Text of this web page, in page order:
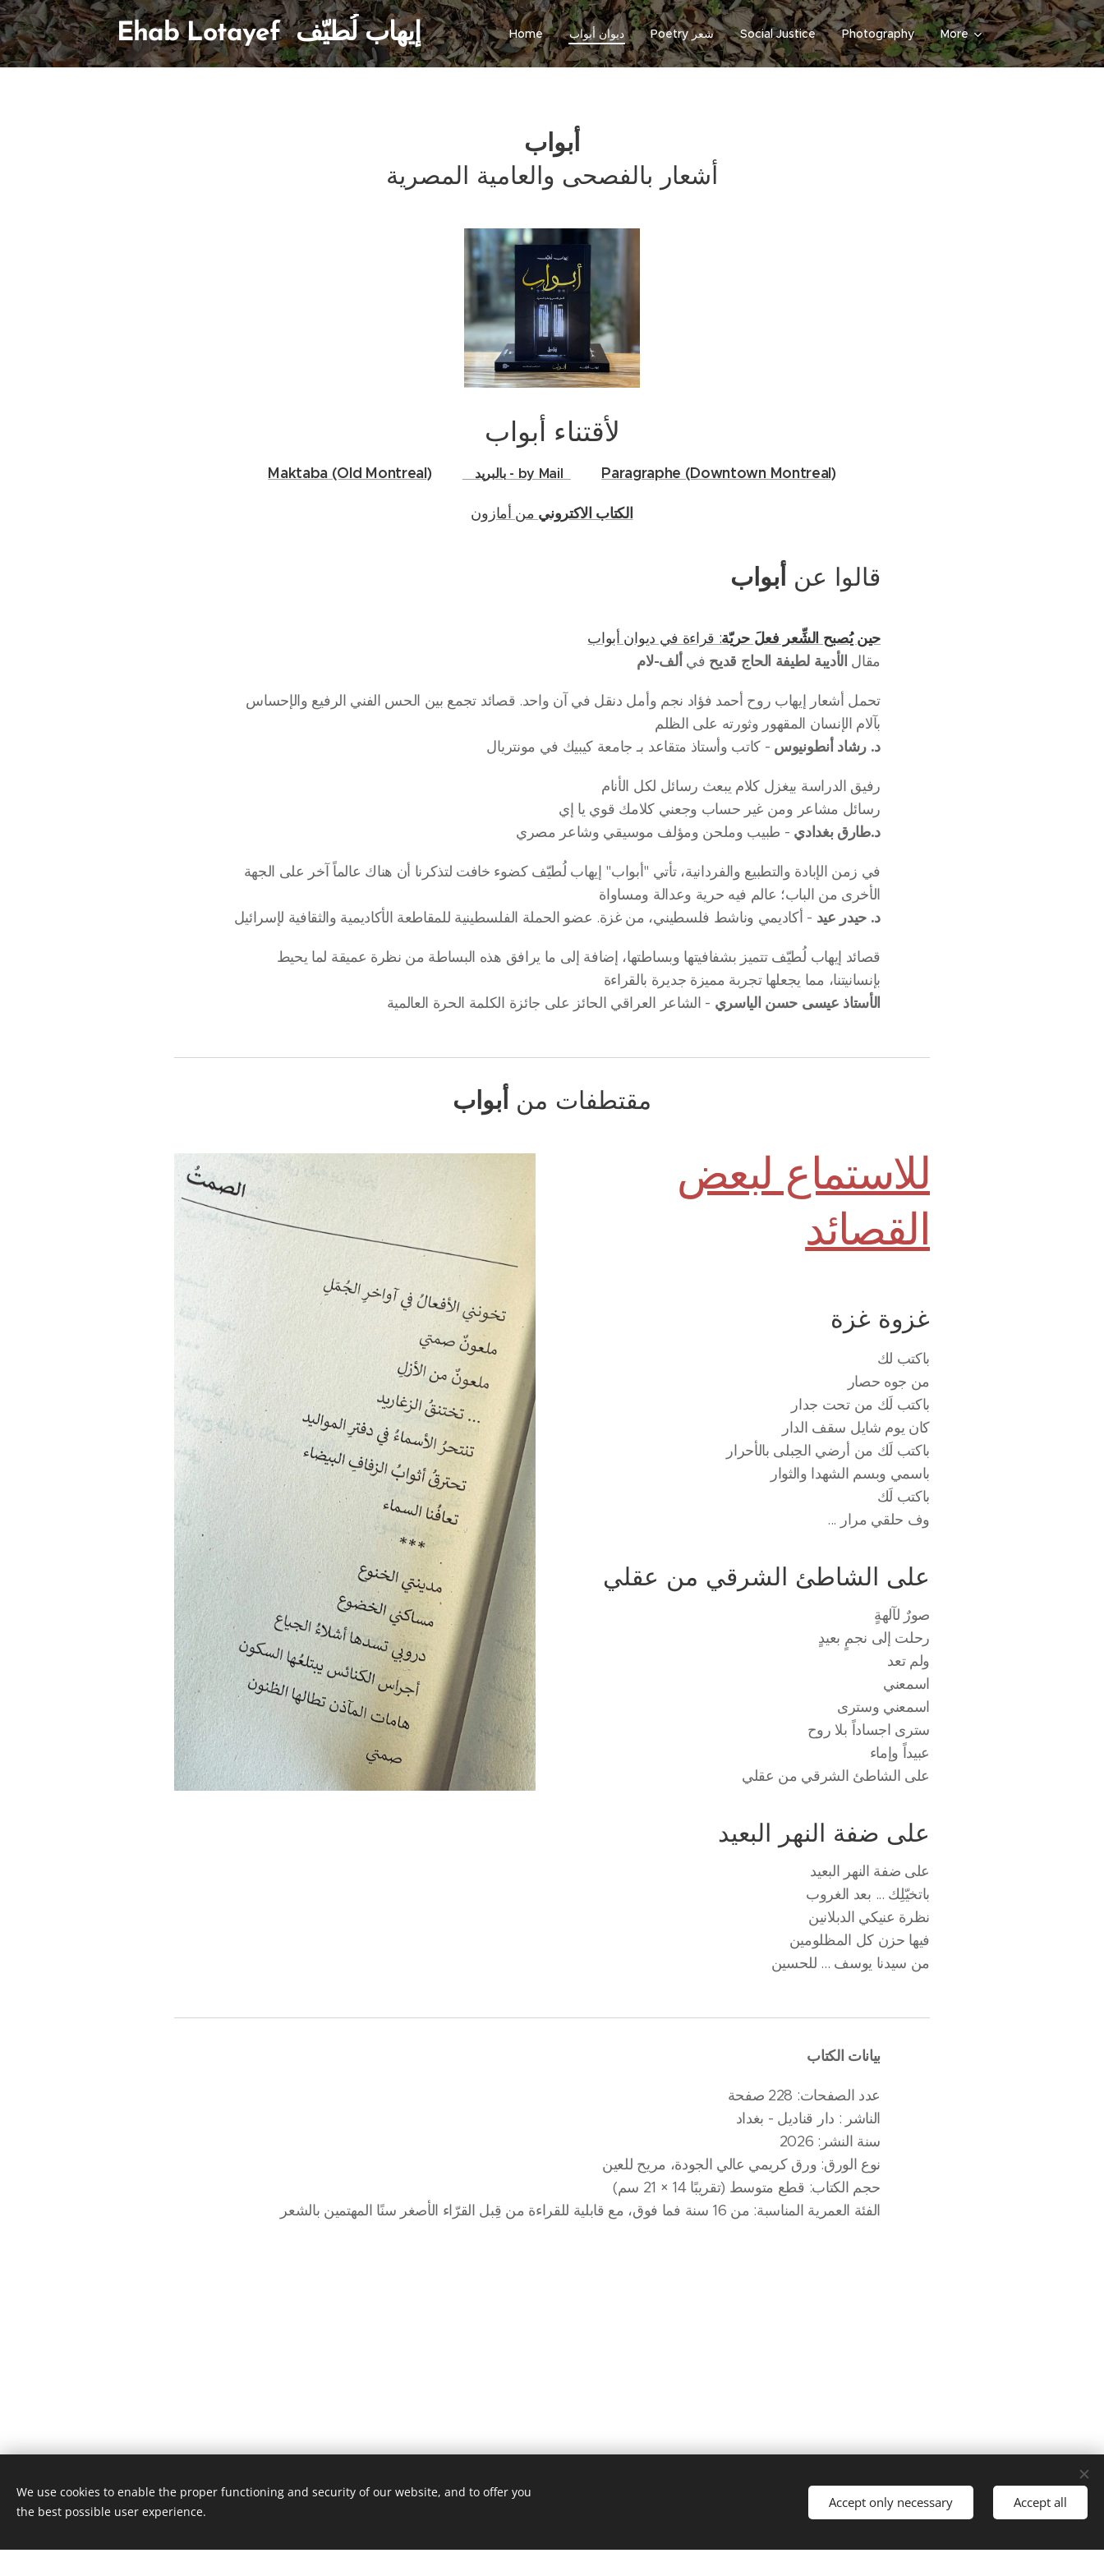
Ehab Lotayef إيهاب لُطيّف Home ديوان أبواب Poetry شعر Social Justice Photography More
أبواب
أشعار بالفصحى والعامية المصرية
لأقتناء أبواب
Maktaba (Old Montreal) بالبريد - by Mail Paragraphe (Downtown Montreal)
الكتاب الاكتروني من أمازون
قالوا عن أبواب
حين يُصبح الشِّعر فعلَ حريّة: قراءة في ديوان أبواب
مقال الأديبة لطيفة الحاج قديح في ألف-لام
تحمل أشعار إيهاب روح أحمد فؤاد نجم وأمل دنقل في آن واحد. قصائد تجمع بين الحس الفني الرفيع والإحساس
بآلام الإنسان المقهور وثورته على الظلم
د. رشاد أنطونيوس - كاتب وأستاذ متقاعد بـ جامعة كيبيك في مونتريال
رفيق الدراسة بيغزل كلام يبعث رسائل لكل الأنام
رسائل مشاعر ومن غير حساب وجعني كلامك قوي يا إي
د.طارق بغدادي - طبيب وملحن ومؤلف موسيقي وشاعر مصري
في زمن الإبادة والتطبيع والفردانية، تأتي "أبواب" إيهاب لُطيّف كضوء خافت لتذكرنا أن هناك عالماً آخر على الجهة
الأخرى من الباب؛ عالم فيه حرية وعدالة ومساواة
د. حيدر عيد - أكاديمي وناشط فلسطيني، من غزة. عضو الحملة الفلسطينية للمقاطعة الأكاديمية والثقافية لإسرائيل
قصائد إيهاب لُطيّف تتميز بشفافيتها وبساطتها، إضافة إلى ما يرافق هذه البساطة من نظرة عميقة لما يحيط
بإنسانيتنا، مما يجعلها تجربة مميزة جديرة بالقراءة
الأستاذ عيسى حسن الياسري - الشاعر العراقي الحائز على جائزة الكلمة الحرة العالمية
مقتطفات من أبواب
للاستماع لبعض
القصائد
غزوة غزة
باكتب لك
من جوه حصار
باكتب لَك من تحت جدار
كان يوم شايل سقف الدار
باكتب لَك من أرضي الحِبلى بالأحرار
باسمي وبسم الشهدا والثوار
باكتب لَك
... وف حلقي مرار
على الشاطئ الشرقي من عقلي
صورٌ لآلهةٍ
رحلت إلى نجمٍ بعيدٍ
ولم تعد
اسمعني
اسمعني وسترى
سترى اجساداً بلا روح
عبيداً وإماء
على الشاطئ الشرقي من عقلي
على ضفة النهر البعيد
على ضفة النهر البعيد
باتخيّلِك ... بعد الغروب
نظرة عنيكي الدبلانين
فيها حزن كل المظلومين
من سيدنا يوسف ... للحسين
بيانات الكتاب
عدد الصفحات: 228 صفحة
الناشر : دار قناديل - بغداد
سنة النشر: 2026
نوع الورق: ورق كريمي عالي الجودة، مريح للعين
حجم الكتاب: قطع متوسط (تقريبًا 14 × 21 سم)
الفئة العمرية المناسبة: من 16 سنة فما فوق، مع قابلية للقراءة من قِبل القرّاء الأصغر سنًا المهتمين بالشعر
We use cookies to enable the proper functioning and security of our website, and to offer you
the best possible user experience.
Accept only necessary Accept all